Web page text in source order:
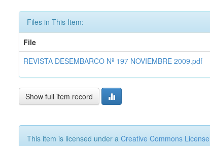
Files in This Item:
File
REVISTA DESEMBARCO Nº 197 NOVIEMBRE 2009.pdf
Show full item record
This item is licensed under a Creative Commons License